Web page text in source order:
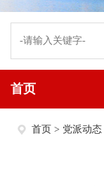
首页
首页 > 党派动态